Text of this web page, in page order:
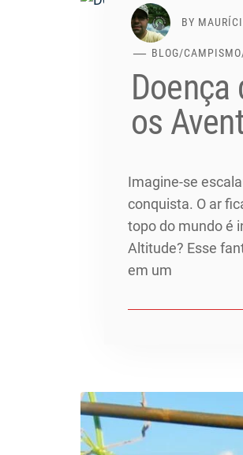
BY
BLOG/CAMPISMO
Doença
os
Imagine-se
conquista. O ar
topo do mundo é
Altitude? Esse
em um